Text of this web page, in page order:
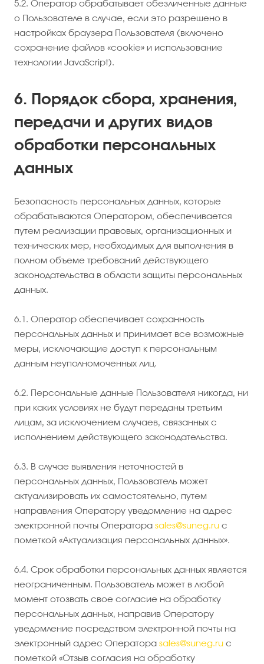
5.2. Оператор обрабатывает обезличенные данные
о Пользователе в случае, если это разрешено в
настройках браузера Пользователя (включено
сохранение файлов «cookie» и использование
технологии JavaScript).
6. Порядок сбора, хранения,
передачи и других видов
обработки персональных
данных
Безопасность персональных данных, которые
обрабатываются Оператором, обеспечивается
путем реализации правовых, организационных и
технических мер, необходимых для выполнения в
полном объеме требований действующего
законодательства в области защиты персональных
данных.
6.1. Оператор обеспечивает сохранность
персональных данных и принимает все возможные
меры, исключающие доступ к персональным
данным неуполномоченных лиц.
6.2. Персональные данные Пользователя никогда, ни
при каких условиях не будут переданы третьим
лицам, за исключением случаев, связанных с
исполнением действующего законодательства.
6.3. В случае выявления неточностей в
персональных данных, Пользователь может
актуализировать их самостоятельно, путем
направления Оператору уведомление на адрес
электронной почты Оператора sales@suneg.ru с
пометкой «Актуализация персональных данных».
6.4. Срок обработки персональных данных является
неограниченным. Пользователь может в любой
момент отозвать свое согласие на обработку
персональных данных, направив Оператору
уведомление посредством электронной почты на
электронный адрес Оператора sales@suneg.ru с
пометкой «Отзыв согласия на обработку